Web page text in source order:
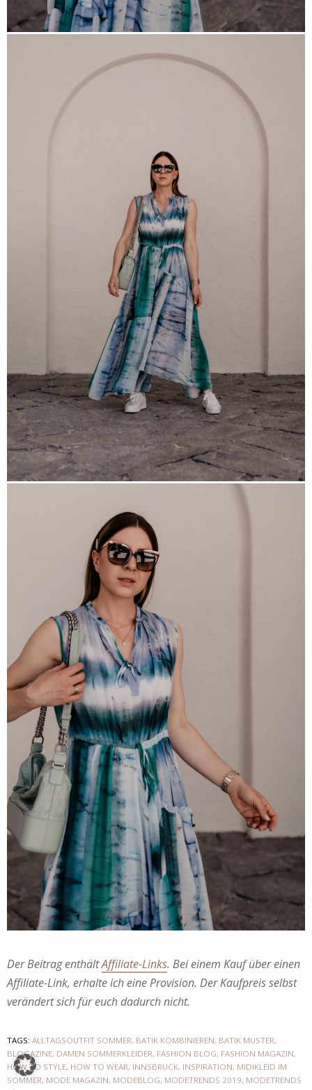
Der Beitrag enthältAffiliate-Links. Bei einem Kauf über einen
Affiliate-Link, erhalte ich eine Provision. Der Kaufpreis selbst
verändert sich für euch dadurch nicht.
TAGS: ALLTAGSOUTFIT SOMMER, BATIK KOMBINIEREN, BATIK MUSTER,
BLOGAZINE, DAMEN SOMMERKLEIDER, FASHION BLOG, FASHION MAGAZIN,
HOW TO STYLE, HOW TO WEAR, INNSBRUCK, INSPIRATION, MIDIKLEID IM
SOMMER, MODE MAGAZIN, MODEBLOG, MODETRENDS 2019, MODETRENDS